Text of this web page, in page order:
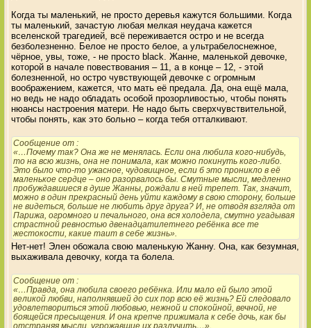
Когда ты маленький, не просто деревья кажутся большими. Когда
ты маленький, зачастую любая мелкая неудача кажется
вселенской трагедией, всё переживается остро и не всегда
безболезненно. Белое не просто белое, а ультрабелоснежное,
чёрное, увы, тоже, - не просто black. Жанне, маленькой девочке,
которой в начале повествования – 11, а в конце – 12, - этой
болезненной, но остро чувствующей девочке с огромным
воображением, кажется, что мать её предала. Да, она ещё мала,
но ведь не надо обладать особой прозорливостью, чтобы понять
нюансы настроения матери. Не надо быть сверхчувствительной,
чтобы понять, как это больно – когда тебя отталкивают.
Сообщение от :
«…Почему так? Она же не менялась. Если она любила кого-нибудь,
то на всю жизнь, она не понимала, как можно покинуть кого-либо.
Это было что-то ужасное, чудовищное, если б это проникло в её
маленькое сердце – оно разорвалось бы. Смутные мысли, медленно
пробуждавшиеся в душе Жанны, рождали в ней трепет. Так, значит,
можно в один прекрасный день уйти каждому в свою сторону, больше
не видеться, больше не любить друг друга? И, не отводя взгляда от
Парижа, огромного и печального, она вся холодела, смутно угадывая
страстной ревностью двенадцатилетнего ребёнка все те
жестокости, какие таит в себе жизнь».
Нет-нет! Элен обожала свою маленькую Жанну. Она, как безумная,
выхаживала девочку, когда та болела.
Сообщение от :
«…Правда, она любила своего ребёнка. Или мало ей было этой
великой любви, наполнявшей до сих пор всю её жизнь? Ей следовало
удовлетвориться этой любовью, нежной и спокойной, вечной, не
боящейся пресыщения. И она крепче прижимала к себе дочь, как бы
отстраняя мысли, угрожавшие их разлучить…».